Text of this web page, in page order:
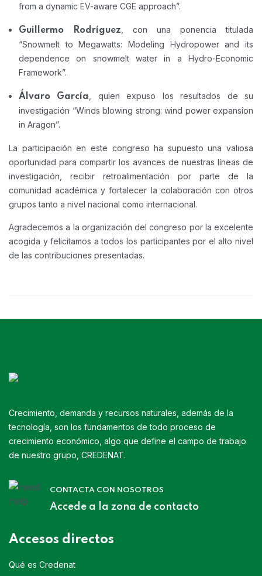
from a dynamic EV-aware CGE approach”.
Guillermo Rodríguez , con una ponencia titulada
“Snowmelt to Megawatts: Modeling Hydropower and its
dependence on snowmelt water in a Hydro-Economic
Framework”.
Álvaro García
, quien expuso los resultados de su
investigación “Winds blowing strong: wind power expansion
in Aragon”.
La participación en este congreso ha supuesto una valiosa
oportunidad para compartir los avances de nuestras líneas de
investigación, recibir retroalimentación por parte de la
comunidad académica y fortalecer la colaboración con otros
grupos tanto a nivel nacional como internacional.
Agradecemos a la organización del congreso por la excelente
acogida y felicitamos a todos los participantes por el alto nivel
de las contribuciones presentadas.
Crecimiento, demanda y recursos naturales, además de la
tecnología, son los fundamentos de todo proceso de
crecimiento económico, algo que define el campo de trabajo
de nuestro grupo, CREDENAT.
CONTACTA CON NOSOTROS
Accede a la zona de contacto
Accesos directos
Qué es Credenat